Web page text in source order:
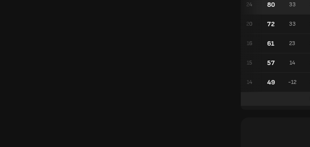
33
80
24
33
72
20
23
61
16
14
57
15
-12
49
14